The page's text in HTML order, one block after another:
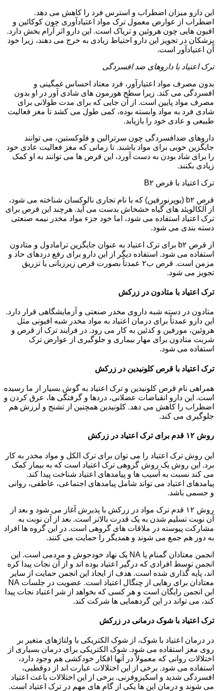
این دارو میزان اضطراب و استرس فرد را کاهش می دهد.
اضطراب از عوارض معمول ترک مواد اعتیادآوری چون کوکائین و
افیون هایی چون هروئین و تریاک است. این دارو اثر آرام بخش دارد.
پزشکان در تجویز این دارو احتیاط زیادی به خرج می دهند، زیرا خود
آن اعتیادآور است.
ترک اعتیاد با داروهای ضد افسردگی
بدون مصرف مواد اعتیارآور، فرد معتاد احساس غمگینی و
افسردگی می کند. زیرا سطح هورمون های شادی آور در او بدون
مصرف مواد پایین است. از آن جایی که برای مدت طولانی برای
شادی فرد به مواد وابسته بوده، کمی طول می کشد تا مغز فعالیت
طبیعی و عادی خود را بازیابد.
داروهای ضدافسردگی چون سرترالین و فلوکستین، می توانند
جایگزین خوبی برای مواد باشند. تا زمانی که مغز فعالیت عادی خود
را برای شاد بودن به دست آورد، این قرص ها می توانند به او کمک
زیادی بکنند.
ترک اعتیاد با قرص B۲
قرص b۲ (بوپرنورفین) که با نام تجاری نالوکسان شناخته می شود،
از آلکالویئد های گیاه خشخاش بدست می آید. هرچند این قرص برای
ترک اعتیاد استفاده می شود، اما خود جزء مواد مخدر نیمه صنعتی
دسته بندی می شود.
از قرص b۲ برای ترک اعتیاد به عنوان جایگزین ترامادول و متادون
استفاده می شود. استفاده دیگر از این دارو برای رفع دردهای حاد و
مزمن است. قرص ب۲ عمدتاً بصورت قرص زیرزبانی یا تزریق
تجویز می شود.
ترک اعتیاد با متادون در زرکش
متادون در دسته شبه داروی مخدر صنعتی و آزمایشگاهی قرار دارد.
این دارو عمدتاً برای درمان اعتیاد به مواد مخدر شبه افیونی مثل
هروئین، مورفین و کدئین به کار می رود. در فرایند ترک از قرص و
شربت متادون برای مهار بیماری و جلوگیری از عوارض ترک
استفاده می شود.
ترک اعتیاد با قرص کلونیدین در زرکش
همراهی نام قرص کلونیدین و ترک اعتیاد به گوش بسیار از ما رسیده
است. این دارو انقباضات عضلانی، دردها و گرفتگی ها، عرق کردن و
اضطراب را کاهش می دهد. کلونیدین همچنین از تشنج و لرزش هم
جلوگیری می کند.
روش ۱۲ قدم برای ترک اعتیاد در زرکش
این روش ترک اعتیاد را می توان برای ترک الکل و مواد مخدر به کار
برد. این روش یک روش گروهی ترک اعتیاد است که به بیمار کمک
می کند نسبت به آسیب ها و پیامدهای اعتیاد شناخت پیدا کند.
پیامدهای اعتیاد می تواند شامل پیامدهای اجتماعی، عاطفی، روانی
و جسمی باشد.
روش ۱۲ قدم ترک مواد در زرکش با پذیرش آغاز می شود و بعد از
آن نوبت تسلیم شدن به یک قدرت بالاتر است. بعد از آن نوبت به
مشارکت پیوسته در ملاقات های گروهی است. در این گروه ها افراد
به دور هم جمع می شوند و همدیگر را حمایت می کنند.
انجمن معتادان گمنام یا NA یک نهاد خودجوش و مردمی است. این
انجمن توسط افرادی که درگیر اعتیاد بوده اند و از آن نجات پیدا کره
اند، پایه گذاری شده است. هدف از ایجاد این انجمن حمایت از سایر
معتادان برای رهایی از چنگال اعتیاد است. عضویت در جلسات NA
این انجمن رایگان است و هر کسی که بخواهد از شر اعتیاد نجات پیدا
کند، می تواند در این گردهمایی ها شرکت کند.
ترک اعتیاد با شوک درمانی در زرکش
در درمان اعتیاد با شوک، از شوک الکتریکی با ولتاژهای متغیر بر
روی مغز استفاده می شود. شوک الکتریکی برای درمان بسیاری از
اختلالات روانی که معمولاً در آنها افکار خودکشی هم وجود دارد،
استفاده می شود. برخی از این اختلالات عبارت اند از دوقطبی،
افسردگی شدید و اسکیزوفرنی. برخی از این اختلالات باعث اعتیاد
می شوند و درمان این ها یکی از گام های مهم در ترک اعتیاد است.